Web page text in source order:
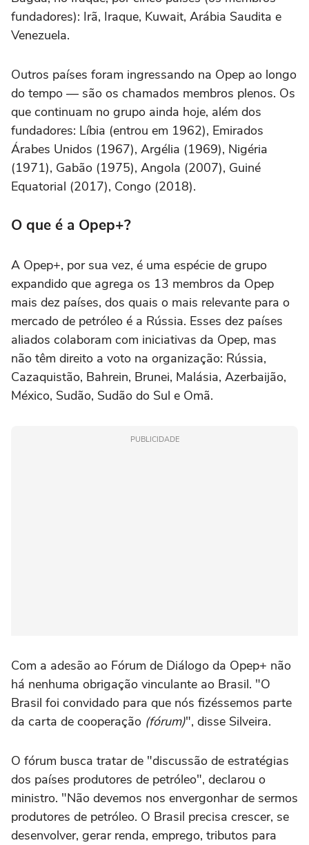
fundadores): Irã, Iraque, Kuwait, Arábia Saudita e
Venezuela.
Outros países foram ingressando na Opep ao longo
do tempo — são os chamados membros plenos. Os
que continuam no grupo ainda hoje, além dos
fundadores: Líbia (entrou em 1962), Emirados
Árabes Unidos (1967), Argélia (1969), Nigéria
(1971), Gabão (1975), Angola (2007), Guiné
Equatorial (2017), Congo (2018).
O que é a Opep+?
A Opep+, por sua vez, é uma espécie de grupo
expandido que agrega os 13 membros da Opep
mais dez países, dos quais o mais relevante para o
mercado de petróleo é a Rússia. Esses dez países
aliados colaboram com iniciativas da Opep, mas
não têm direito a voto na organização: Rússia,
Cazaquistão, Bahrein, Brunei, Malásia, Azerbaijão,
México, Sudão, Sudão do Sul e Omã.
PUBLICIDADE
Com a adesão ao Fórum de Diálogo da Opep+ não
há nenhuma obrigação vinculante ao Brasil. "O
Brasil foi convidado para que nós fizéssemos parte
da carta de cooperação (fórum)", disse Silveira.
O fórum busca tratar de "discussão de estratégias
dos países produtores de petróleo", declarou o
ministro. "Não devemos nos envergonhar de sermos
produtores de petróleo. O Brasil precisa crescer, se
desenvolver, gerar renda, emprego, tributos para